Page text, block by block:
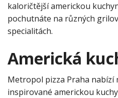
kaloričtější americkou
pochutnáte na různých
specialitách.
Americká
Metropol pizza Praha nabízí
inspirované americkou